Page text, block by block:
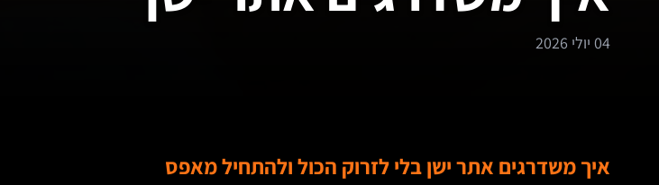
04 יולי 2026
איך משדרגים אתר ישן בלי לזרוק הכול ולהתחיל מאפס